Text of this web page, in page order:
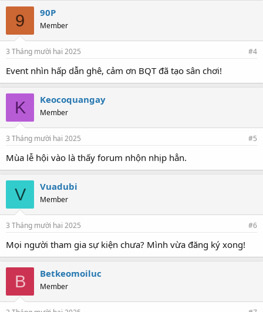
9 90P
Member
3 Tháng mười hai 2025 #4
Event nhìn hấp dẫn ghê, cảm ơn BQT đã tạo sân chơi!
K Keocoquangay
Member
3 Tháng mười hai 2025 #5
Mùa lễ hội vào là thấy forum nhộn nhịp hẳn.
V Vuadubi
Member
3 Tháng mười hai 2025 #6
Mọi người tham gia sự kiện chưa? Mình vừa đăng ký xong!
B Betkeomoiluc
Member